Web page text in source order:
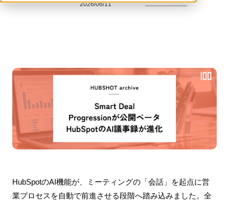
2026/06/11
HubSpotのAI機能が、ミーティングの「会話」を起点に営
業プロセスを自動で前進させる段階へ踏み込みました。全